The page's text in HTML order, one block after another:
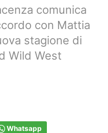
comunica
con Mattia
stagione di
Wild West
Whatsapp